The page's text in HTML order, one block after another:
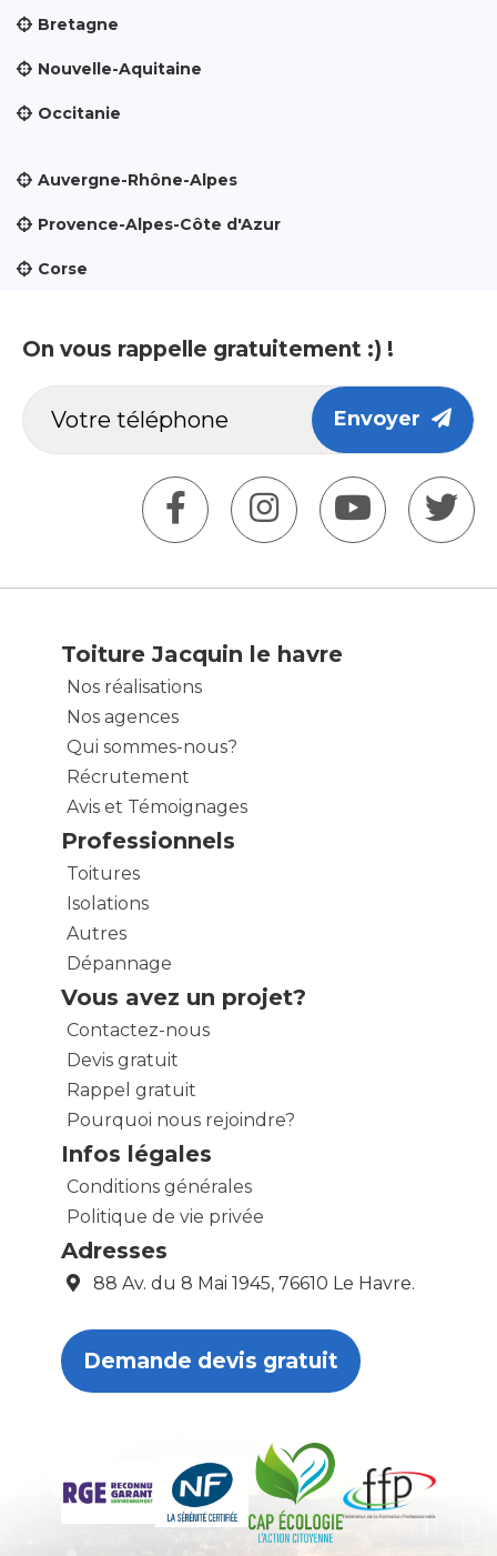
Bretagne
Nouvelle-Aquitaine
Occitanie
Auvergne-Rhône-Alpes
Provence-Alpes-Côte d'Azur
Corse
On vous rappelle gratuitement :) !
Envoyer
Toiture Jacquin le havre
Nos réalisations
Nos agences
Qui sommes-nous?
Récrutement
Avis et Témoignages
Professionnels
Toitures
Isolations
Autres
Dépannage
Vous avez un projet?
Contactez-nous
Devis gratuit
Rappel gratuit
Pourquoi nous rejoindre?
Infos légales
Conditions générales
Politique de vie privée
Adresses
88 Av. du 8 Mai 1945, 76610 Le Havre.
Demande devis gratuit